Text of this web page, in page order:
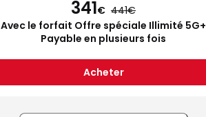
341€ 441
Avec le forfait Offre spéciale Illimité 5G+
Payable en plusieurs fois
Acheter